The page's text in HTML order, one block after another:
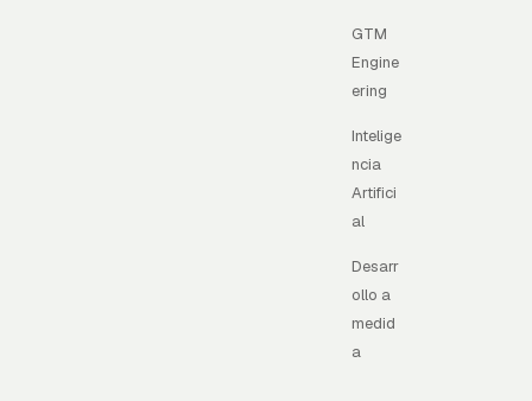
GTM
Engine
ering
Intelige
ncia
Artifici
al
Desarr
ollo a
medid
a